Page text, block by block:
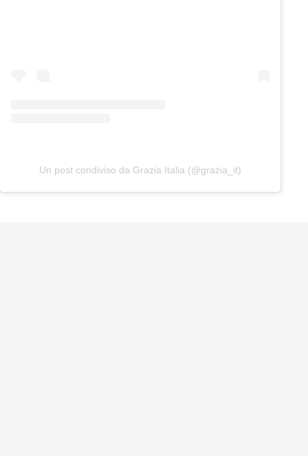
Un post condiviso da Grazia Italia (@grazia_it)